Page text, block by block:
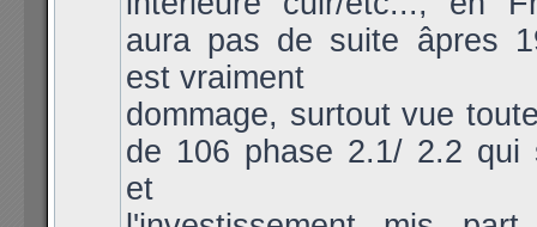
aura pas de suite âpres
est vraiment
dommage, surtout vue
de 106 phase 2.1/ 2.2 qui
et